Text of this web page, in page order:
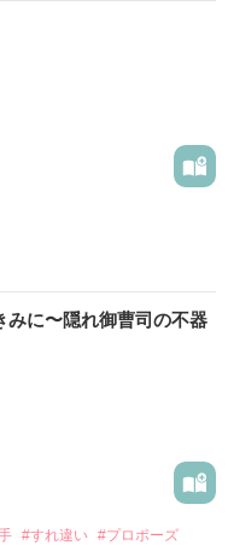
課課長
いる女子は多数
る
朱夏の母親
朱夏の父親
桜花大学准教授
＝＝＝＝
同僚
友人
」
いように過ごしていた
一に酷い裏切りを受
るBARで愚痴をこぼし
ーテンダーに契約恋人
ことができるのか、本
れているような錯覚を
テンダー長友竜基に甘
い封筒が入っていた。
みに〜隠れ御曹司の不器
#すれ違い #プロポーズ